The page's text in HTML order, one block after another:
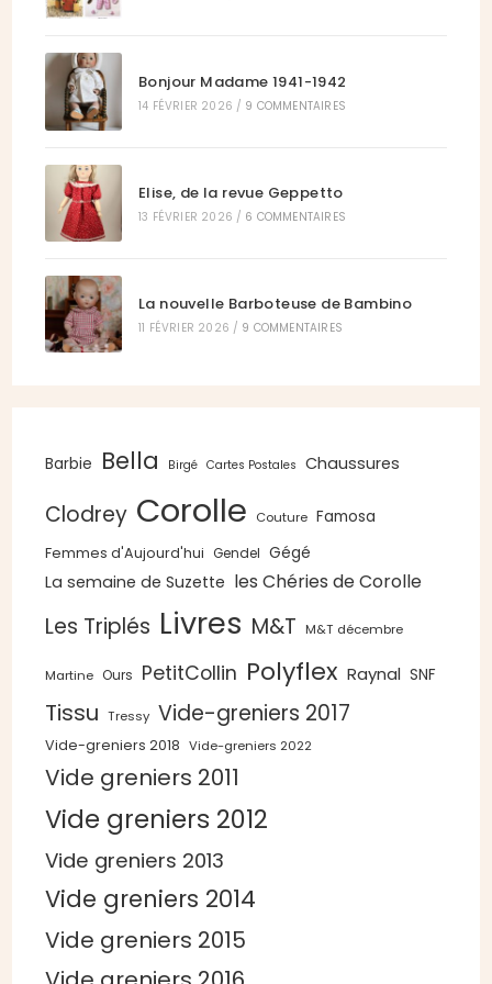
Bonjour Madame 1941-1942
14 FÉVRIER 2026 / 9 COMMENTAIRES
Elise, de la revue Geppetto
13 FÉVRIER 2026 / 6 COMMENTAIRES
La nouvelle Barboteuse de Bambino
11 FÉVRIER 2026 / 9 COMMENTAIRES
Barbie Bella Birgé Cartes Postales Chaussures
Clodrey Corolle Couture Famosa
Femmes d'Aujourd'hui Gendel Gégé
La semaine de Suzette les Chéries de Corolle
Les Triplés Livres M&T M&T décembre
Martine Ours PetitCollin Polyflex Raynal SNF
Tissu Tressy Vide-greniers 2017
Vide-greniers 2018 Vide-greniers 2022
Vide greniers 2011
Vide greniers 2012
Vide greniers 2013
Vide greniers 2014
Vide greniers 2015